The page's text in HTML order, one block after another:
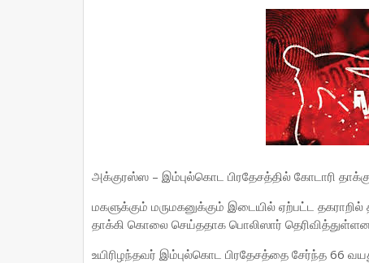
அக்குரஸ்ஸ – இம்புல்கொட பிரதேசத்தில் கோடாரி
மகளுக்கும் மருமகனுக்கும் இடையில் ஏற்பட்ட
தாக்கி கொலை செய்ததாக பொலிஸார்
உயிரிழந்தவர் இம்புல்கொட பிரதேசத்தை சேர்ந்த 66